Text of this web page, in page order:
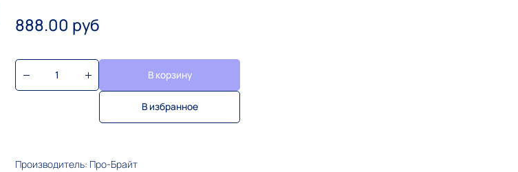
888.00 руб
В корзину
В избранное
Производитель: Про-Брайт